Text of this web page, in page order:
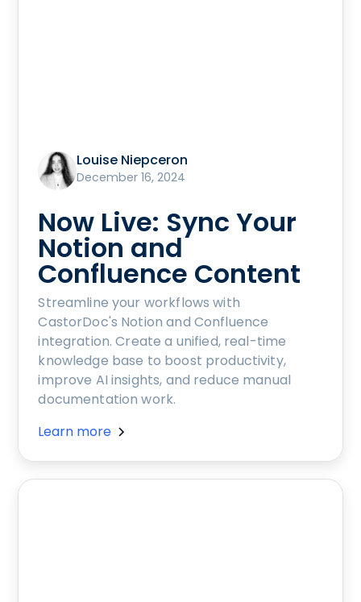
Louise Niepceron
December 16, 2024
Now Live: Sync Your
Notion and
Confluence Content
Streamline your workflows with
CastorDoc's Notion and Confluence
integration. Create a unified, real-time
knowledge base to boost productivity,
improve AI insights, and reduce manual
documentation work.
Learn more